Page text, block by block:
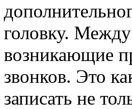
головку.
возникающие
звонков. Это
записать не